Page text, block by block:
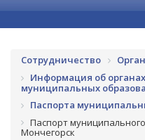
Сотрудничество
Информация об
муниципальных
Паспорта
Паспорт
Мончегорск